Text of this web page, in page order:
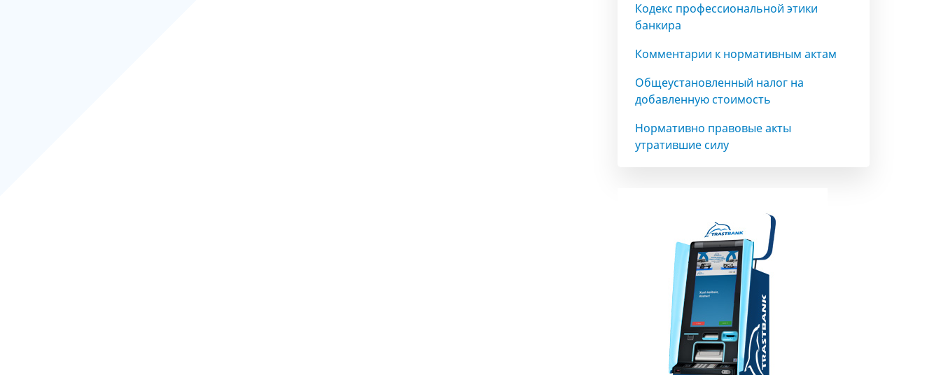
Кодекс профессиональной этики
банкира
Комментарии к нормативным актам
Общеустановленный налог на
добавленную стоимость
Нормативно правовые акты
утратившие силу